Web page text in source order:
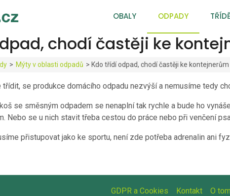
OBALY ODPADY
chodí častěji ke
> Mýty v oblasti odpadů > Kdo třídí odpad, chodí častěji ke kontejnerům
se produkce domácího odpadu nezvýší a nemusíme tedy
se směsným odpadem se nenaplní tak rychle a bude ho
Nebo se u nich stavit třeba cestou do práce nebo při venčení
přistupovat jako ke sportu, není zde potřeba adrenalin ani
GDPR a Cookies Kontakt O